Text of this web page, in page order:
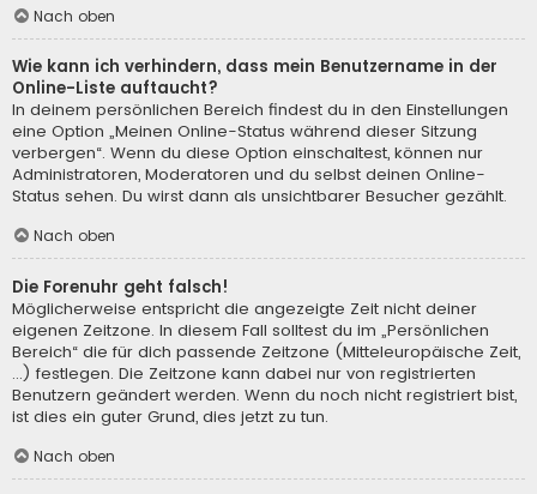
Nach oben
Wie kann ich verhindern, dass mein Benutzername in der
Online-Liste auftaucht?
In deinem persönlichen Bereich findest du in den Einstellungen
eine Option „Meinen Online-Status während dieser Sitzung
verbergen“. Wenn du diese Option einschaltest, können nur
Administratoren, Moderatoren und du selbst deinen Online-
Status sehen. Du wirst dann als unsichtbarer Besucher gezählt.
Nach oben
Die Forenuhr geht falsch!
Möglicherweise entspricht die angezeigte Zeit nicht deiner
eigenen Zeitzone. In diesem Fall solltest du im „Persönlichen
Bereich“ die für dich passende Zeitzone (Mitteleuropäische Zeit,
...) festlegen. Die Zeitzone kann dabei nur von registrierten
Benutzern geändert werden. Wenn du noch nicht registriert bist,
ist dies ein guter Grund, dies jetzt zu tun.
Nach oben